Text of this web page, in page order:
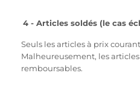
4 - Articles soldés (le cas
Seuls les articles à prix
Malheureusement, les
remboursables.